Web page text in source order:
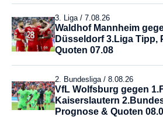
3. Liga / 7.08.26
Waldhof Mannheim
Düsseldorf 3.Liga Tipp,
Quoten 07.08
2. Bundesliga / 8.08.26
VfL Wolfsburg gegen
Kaiserslautern
Prognose & Quoten